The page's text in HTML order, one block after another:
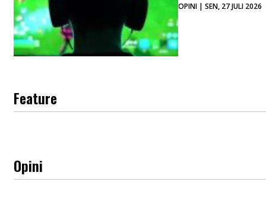
OPINI | SEN, 27 JULI 2026
Feature
Opini